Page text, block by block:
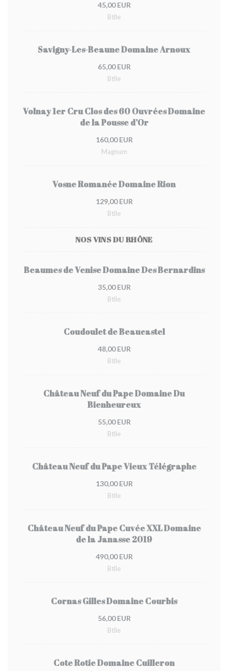
45,00 EUR
Btlle
Savigny-Les-Beaune Domaine Arnoux
65,00 EUR
Btlle
Volnay 1er Cru Clos des 60 Ouvrées Domaine
de la Pousse d’Or
160,00 EUR
Magnum
Vosne Romanée Domaine Rion
129,00 EUR
Btlle
NOS VINS DU RHÔNE
Beaumes de Venise Domaine Des Bernardins
35,00 EUR
Btlle
Coudoulet de Beaucastel
48,00 EUR
Btlle
Château Neuf du Pape Domaine Du
Bienheureux
55,00 EUR
Btlle
Château Neuf du Pape Vieux Télégraphe
130,00 EUR
Btlle
Château Neuf du Pape Cuvée XXL Domaine
de la Janasse 2019
490,00 EUR
Btlle
Cornas Gilles Domaine Courbis
56,00 EUR
Btlle
Cote Rotie Domaine Cuilleron